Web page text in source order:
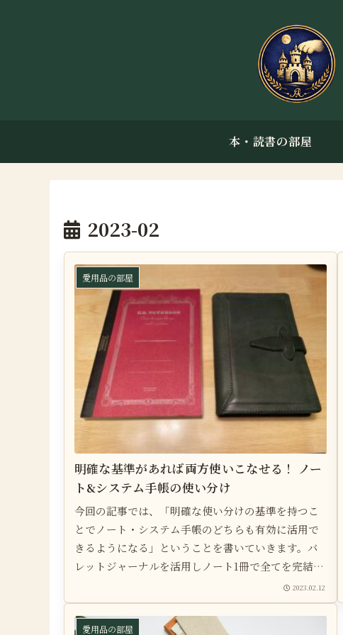
本・読書の部屋
2023-02
愛用品の部屋
明確な基準があれば両方使いこなせる！ ノー
ト&システム手帳の使い分け
今回の記事では、「明確な使い分けの基準を持つこ
とでノート・システム手帳のどちらも有効に活用で
きるようになる」ということを書いていきます。バ
レットジャーナルを活用しノート1冊で全てを完結さ
せようとしたものの上手くいかず、1冊のシステム手
帳を相棒であり自分の分身のような存在にしようと
思ったものの上手くいかず、だったらどちらも使っ
2023.02.12
愛用品の部屋